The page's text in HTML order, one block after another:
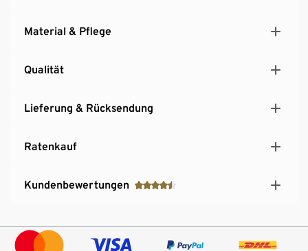
Material & Pflege
Qualität
Lieferung & Rücksendung
Ratenkauf
Kundenbewertungen